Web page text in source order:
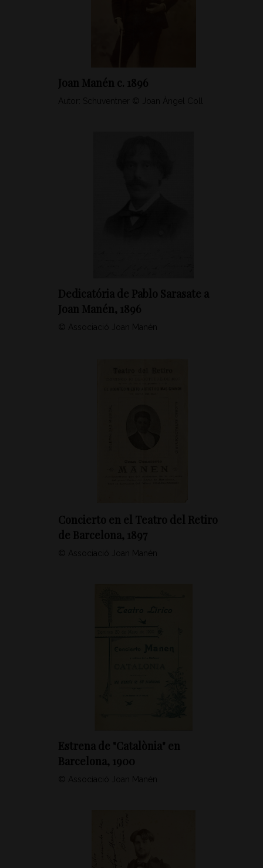
Joan Manén c. 1896
Autor: Schuventner © Joan Àngel Coll
Dedicatória de Pablo Sarasate a
Joan Manén, 1896
© Associació Joan Manén
Concierto en el Teatro del Retiro
de Barcelona, 1897
© Associació Joan Manén
Estrena de "Catalònia" en
Barcelona, 1900
© Associació Joan Manén